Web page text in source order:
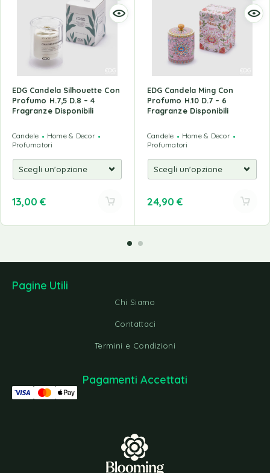
EDG Candela Silhouette Con
Profumo H.7,5 D.8 – 4
Fragranze Disponibili
Candele
Home & Decor
Profumatori
13,00 €
EDG Candela Ming Con
Profumo H.10 D.7 – 6
Fragranze Disponibili
Candele
Home & Decor
Profumatori
24,90 €
Pagine Utili
Chi Siamo
Contattaci
Termini e Condizioni
Pagamenti Accettati